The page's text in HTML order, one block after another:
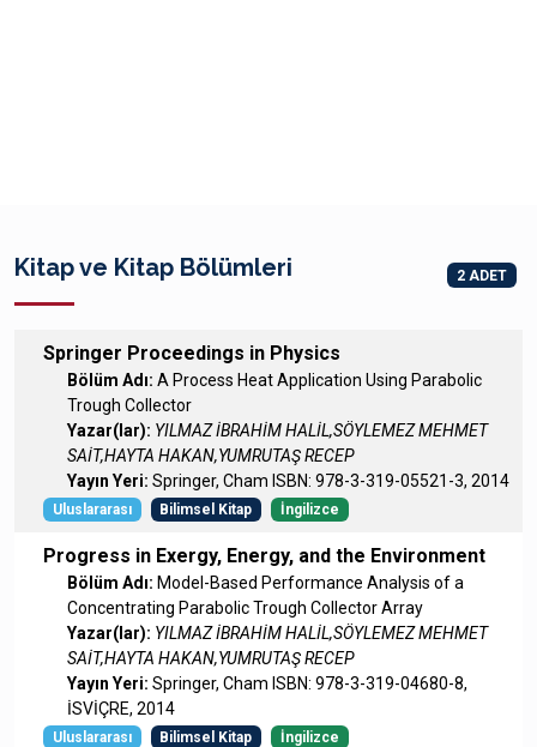
Kitap ve Kitap Bölümleri 2 ADET
Springer Proceedings in Physics
Bölüm Adı: A Process Heat Application Using Parabolic
Trough Collector
Yazar(lar): YILMAZ İBRAHİM HALİL,SÖYLEMEZ MEHMET
SAİT,HAYTA HAKAN,YUMRUTAŞ RECEP
Yayın Yeri: Springer, Cham ISBN: 978-3-319-05521-3, 2014
Uluslararası Bilimsel Kitap İngilizce
Progress in Exergy, Energy, and the Environment
Bölüm Adı: Model-Based Performance Analysis of a
Concentrating Parabolic Trough Collector Array
Yazar(lar): YILMAZ İBRAHİM HALİL,SÖYLEMEZ MEHMET
SAİT,HAYTA HAKAN,YUMRUTAŞ RECEP
Yayın Yeri: Springer, Cham ISBN: 978-3-319-04680-8,
İSVİÇRE, 2014
Uluslararası Bilimsel Kitap İngilizce